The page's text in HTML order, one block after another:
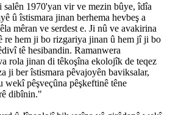
1970'yan vir ve mezin bûye, îdîa
û îstismara jinan berhema hevbeş a
mêran ve serdest e. Ji nû ve avakirina
re hem ji bo rizgariya jinan û hem jî ji bo
tê hesibandin. Ramanwera
rola jinan di têkoşîna ekolojîk de teqez
ji ber îstismara pêvajoyên baviksalar,
pêşveçûna pêşkeftinê têne
dibînin."